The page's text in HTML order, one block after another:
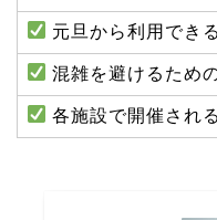
元旦から利用でき
混雑を避けるため
各施設で開催され